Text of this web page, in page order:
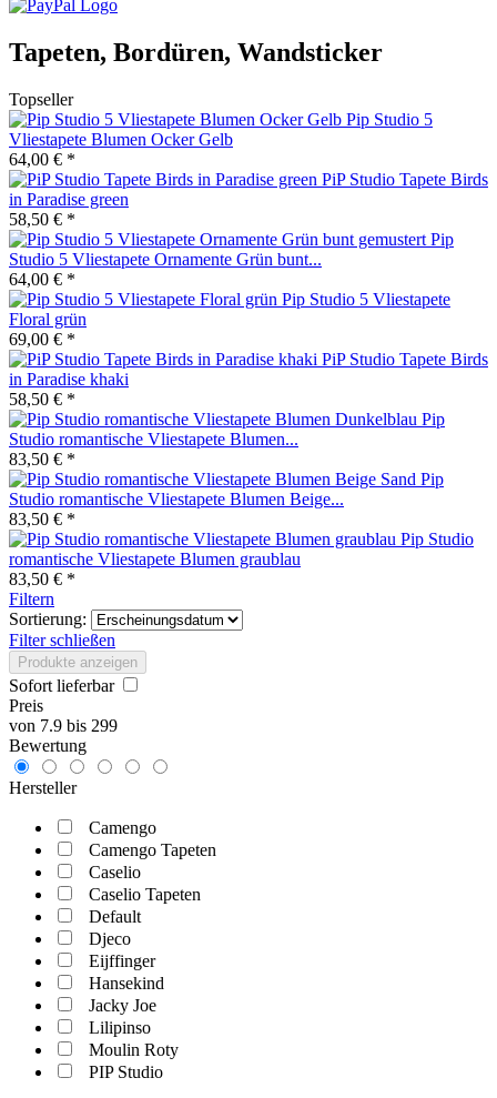
Tapeten, Bordüren, Wandsticker
Topseller
Pip Studio 5
Vliestapete Blumen Ocker Gelb
64,00 € *
PiP Studio Tapete Birds
in Paradise green
58,50 € *
Pip
Studio 5 Vliestapete Ornamente Grün bunt...
64,00 € *
Pip Studio 5 Vliestapete
Floral grün
69,00 € *
PiP Studio Tapete Birds
in Paradise khaki
58,50 € *
Pip
Studio romantische Vliestapete Blumen...
83,50 € *
Pip
Studio romantische Vliestapete Blumen Beige...
83,50 € *
Pip Studio
romantische Vliestapete Blumen graublau
83,50 € *
Filtern
Sortierung:
Filter schließen
Produkte anzeigen
Sofort lieferbar
Preis
von 7.9 bis 299
Bewertung
Hersteller
Camengo
Camengo Tapeten
Caselio
Caselio Tapeten
Default
Djeco
Eijffinger
Hansekind
Jacky Joe
Lilipinso
Moulin Roty
PIP Studio